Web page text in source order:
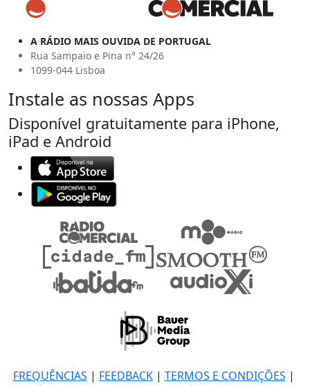
A RÁDIO MAIS OUVIDA DE PORTUGAL
Rua Sampaio e Pina n° 24/26
1099-044 Lisboa
Instale as nossas Apps
Disponível gratuitamente para iPhone,
iPad e Android
FREQUÊNCIAS | FEEDBACK| TERMOS E CONDIÇÕES |